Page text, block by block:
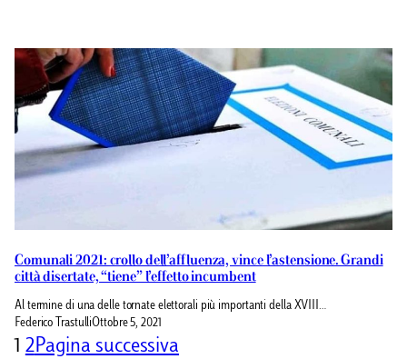
Comunali 2021: crollo dell’affluenza, vince l’astensione. Grandi
città disertate, “tiene” l’effetto incumbent
Al termine di una delle tornate elettorali più importanti della XVIII…
Federico TrastulliOttobre 5, 2021
1 2Pagina successiva